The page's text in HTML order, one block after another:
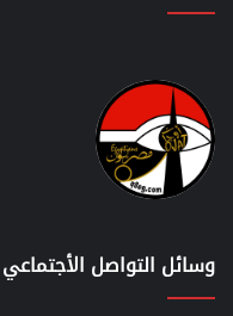
وسائل التواصل الأجتماعي